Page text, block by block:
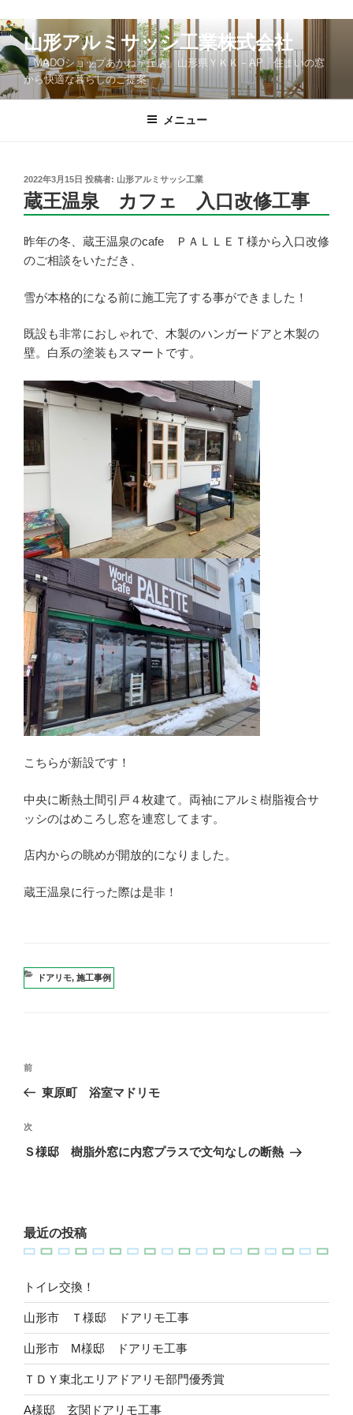
コ
ン
テ
ン
ツ
山形アルミサッシ工業株式会社
「MADOショップあかねヶ丘店」山形県ＹＫＫ－AP「住まいの窓
から快適な暮らしのご提案
メニュー
投
稿
日:
2022年3月15日 投稿者: 山形アルミサッシ工業
蔵王温泉 カフェ 入口改修工事
昨年の冬、蔵王温泉のcafe ＰＡＬＬＥＴ様から入口改修
のご相談をいただき、
雪が本格的になる前に施工完了する事ができました！
既設も非常におしゃれで、木製のハンガードアと木製の
壁。白系の塗装もスマートです。
こちらが新設です！
中央に断熱土間引戸４枚建て。両袖にアルミ樹脂複合サ
ッシのはめころし窓を連窓してます。
店内からの眺めが開放的になりました。
蔵王温泉に行った際は是非！
カ
ドアリモ, 施工事例
投
ビ
ゲ
ン
過
去
投
稿
前
東原町 浴室マドリモ
次
の
次
Ｓ様邸 樹脂外窓に内窓プラスで文句なしの断熱
最近の投稿
トイレ交換！
山形市 Ｔ様邸 ドアリモ工事
山形市 M様邸 ドアリモ工事
ＴＤＹ東北エリアドアリモ部門優秀賞
A様邸 玄関ドアリモ工事